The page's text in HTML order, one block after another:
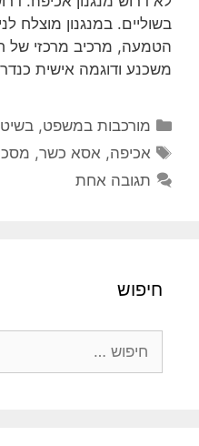
בשוליים. במנגנון מוצלח
הטמעה, מרכיב מרכזי של
משכנע ודוגמה אישית
קטגוריות
מורכבות במשפט,
תגיות
אכיפה, אסא כשר,
תגובה אחת
חיפוש